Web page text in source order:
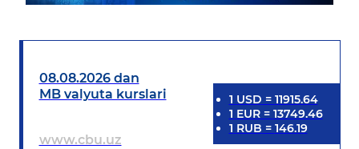
08.08.2026 dan
MB valyuta kurslari
www.cbu.uz
1 USD = 11915.64
1 EUR= 13749.46
1 RUB = 146.19